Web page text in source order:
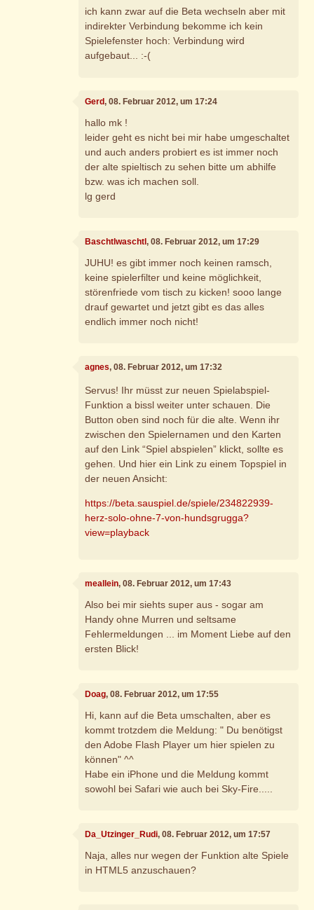
ich kann zwar auf die Beta wechseln aber mit
indirekter Verbindung bekomme ich kein
Spielefenster hoch: Verbindung wird
aufgebaut... :-(
Gerd, 08. Februar 2012, um 17:24
hallo mk !
leider geht es nicht bei mir habe umgeschaltet
und auch anders probiert es ist immer noch
der alte spieltisch zu sehen bitte um abhilfe
bzw. was ich machen soll.
lg gerd
Baschtlwaschtl, 08. Februar 2012, um 17:29
JUHU! es gibt immer noch keinen ramsch,
keine spielerfilter und keine möglichkeit,
störenfriede vom tisch zu kicken! sooo lange
drauf gewartet und jetzt gibt es das alles
endlich immer noch nicht!
agnes, 08. Februar 2012, um 17:32
Servus! Ihr müsst zur neuen Spielabspiel-
Funktion a bissl weiter unter schauen. Die
Button oben sind noch für die alte. Wenn ihr
zwischen den Spielernamen und den Karten
auf den Link “Spiel abspielen” klickt, sollte es
gehen. Und hier ein Link zu einem Topspiel in
der neuen Ansicht:
https://beta.sauspiel.de/spiele/234822939-
herz-solo-ohne-7-von-hundsgrugga?
view=playback
meallein, 08. Februar 2012, um 17:43
Also bei mir siehts super aus - sogar am
Handy ohne Murren und seltsame
Fehlermeldungen ... im Moment Liebe auf den
ersten Blick!
Doag, 08. Februar 2012, um 17:55
Hi, kann auf die Beta umschalten, aber es
kommt trotzdem die Meldung: " Du benötigst
den Adobe Flash Player um hier spielen zu
können" ^^
Habe ein iPhone und die Meldung kommt
sowohl bei Safari wie auch bei Sky-Fire.....
Da_Utzinger_Rudi, 08. Februar 2012, um 17:57
Naja, alles nur wegen der Funktion alte Spiele
in HTML5 anzuschauen?